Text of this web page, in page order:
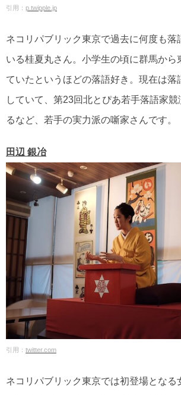
引用： p.twipple.jp
ネコリパブリック東京で過去に何度も落
いる桂夏丸さん。小学生の頃に群馬から
ていたというほどの落語好き。現在は落
していて、第23回北とぴあ若手落語家
るなど、若手の実力派の噺家さんです。
田辺 銀冶
引用： twitter.com
ネコリパブリック東京では初登場となる